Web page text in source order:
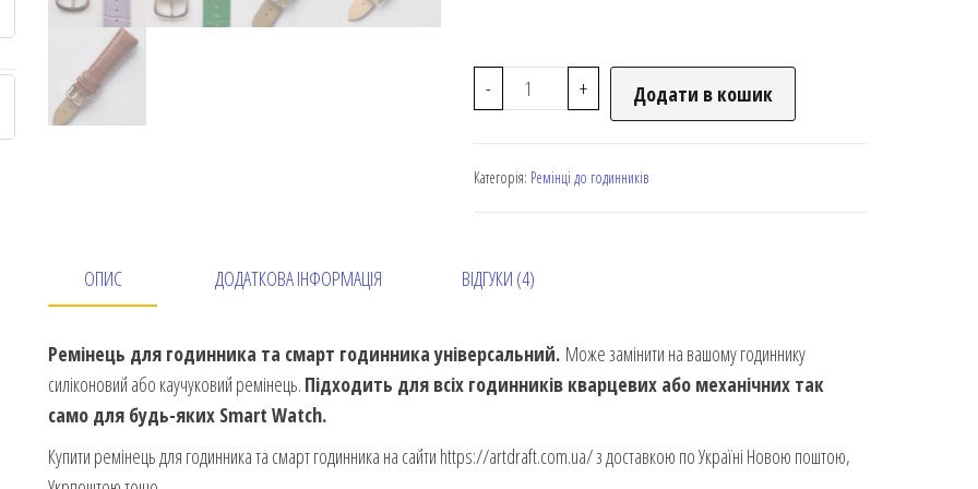
- + Додати в кошик
Категорія: Ремінці до годинників
ОПИС ДОДАТКОВА ІНФОРМАЦІЯ ВІДГУКИ (4)
Ремінець для годинника та смарт годинника універсальний. Може замінити на вашому годиннику
силіконовий або каучуковий ремінець. Підходить для всіх годинників кварцевих або механічних так
само для будь-яких Smart Watch.
Купити ремінець для годинника та смарт годинника на сайти https://artdraft.com.ua/ з доставкою по Україні Новою поштою,